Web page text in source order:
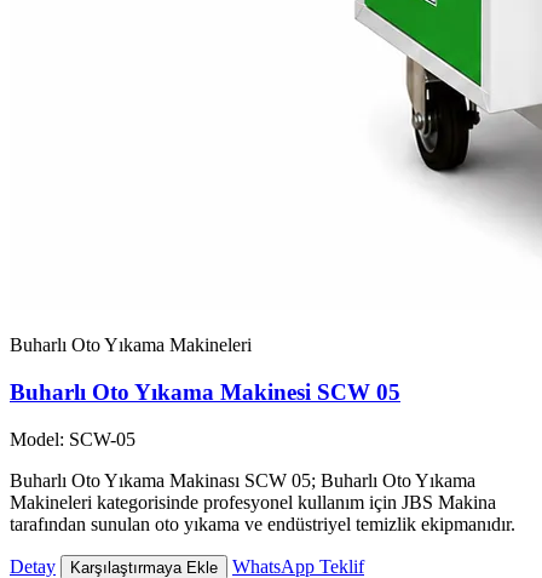
Buharlı Oto Yıkama Makineleri
Buharlı Oto Yıkama Makinesi SCW 05
Model: SCW-05
Buharlı Oto Yıkama Makinası SCW 05; Buharlı Oto Yıkama
Makineleri kategorisinde profesyonel kullanım için JBS Makina
tarafından sunulan oto yıkama ve endüstriyel temizlik ekipmanıdır.
Detay Karşılaştırmaya Ekle WhatsApp Teklif